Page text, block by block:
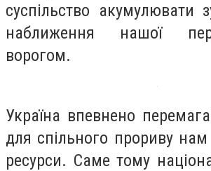
суспільство акумулювати
наближення нашої
ворогом.
Україна впевнено
для спільного прориву нам
ресурси. Саме тому